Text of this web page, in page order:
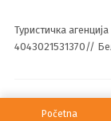
Туристичка
4043021531370//
Početna